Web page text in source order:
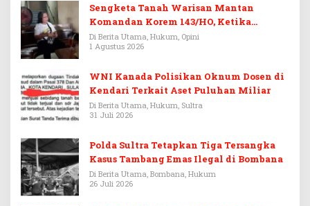
Sengketa Tanah Warisan Mantan
Komandan Korem 143/HO, Ketika
Warisan Menjadi Arena Pemerasan
Di Berita Utama, Hukum, Opini
1 Agustus 2026
WNI Kanada Polisikan Oknum Dosen di
Kendari Terkait Aset Puluhan Miliar
Di Berita Utama, Hukum, Sultra
31 Juli 2026
Polda Sultra Tetapkan Tiga Tersangka
Kasus Tambang Emas Ilegal di Bombana
Di Berita Utama, Bombana, Hukum
26 Juli 2026